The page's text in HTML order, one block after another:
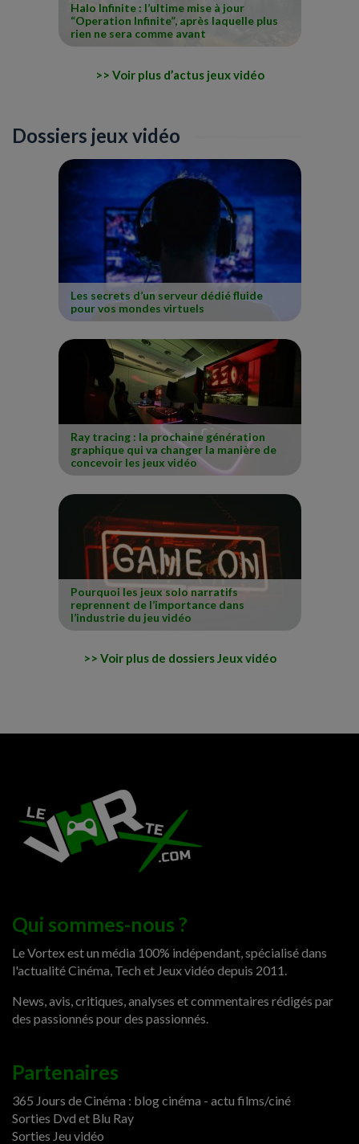
Halo Infinite : l’ultime mise à jour
“Operation Infinite”, après laquelle plus
rien ne sera comme avant
Voir plus d’actus jeux vidéo
Dossiers jeux vidéo
Les secrets d’un serveur dédié fluide
pour vos mondes virtuels
Ray tracing : la prochaine génération
graphique qui va changer la manière de
concevoir les jeux vidéo
Pourquoi les jeux solo narratifs
reprennent de l’importance dans
l’industrie du jeu vidéo
Voir plus de dossiers Jeux vidéo
Qui sommes-nous ?
Le Vortex est un média 100% indépendant, spécialisé dans
l'actualité Cinéma, Tech et Jeux vidéo depuis 2011.
News, avis, critiques, analyses et commentaires rédigés par
des passionnés pour des passionnés.
Partenaires
365 Jours de Cinéma : blog cinéma - actu films/ciné
Sorties Dvd et Blu Ray
Sorties Jeu vidéo